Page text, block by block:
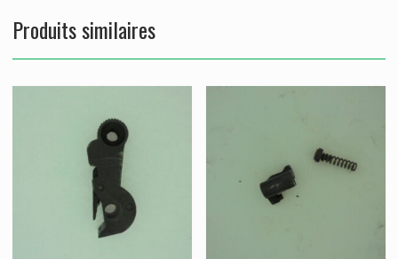
Produits similaires